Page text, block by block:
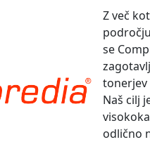
Z več
se
tonerjev
Naš cilj
odlično